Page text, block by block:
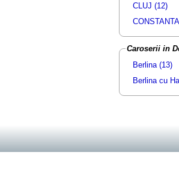
CLUJ (12)
Caroserii in
Berlina (13)
Berlina cu